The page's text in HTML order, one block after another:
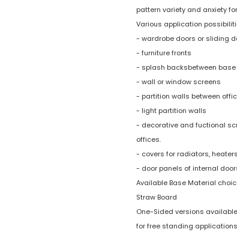
pattern variety and anxiety
Various application
- wardrobe doors or sliding
- furniture fronts
- splash backsbetween
- wall or window screens
- partition walls between
- light partition walls
- decorative and fuctional
offices.
- covers for radiators,
- door panels of internal
Available Base Material
Straw Board
One-Sided versions
for free standing